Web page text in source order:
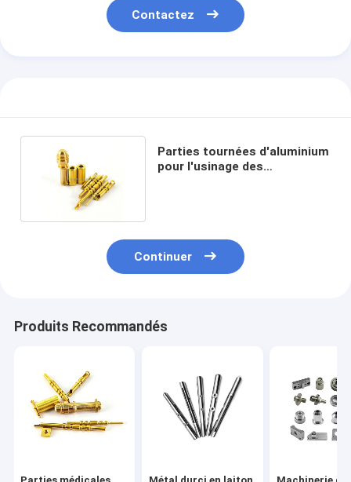
Contactez
Parties tournées d'aluminium
pour l'usinage des
Continuer
Produits Recommandés